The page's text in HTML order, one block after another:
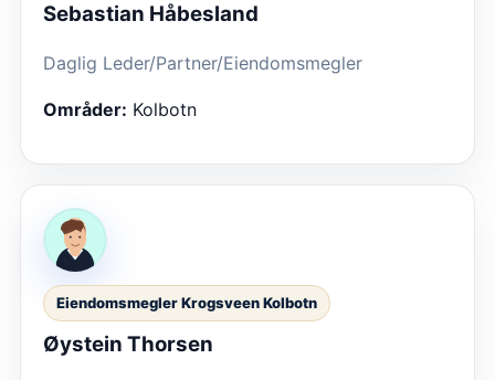
Sebastian Håbesland
Daglig Leder/Partner/Eiendomsmegler
Områder: Kolbotn
Eiendomsmegler Krogsveen Kolbotn
Øystein Thorsen